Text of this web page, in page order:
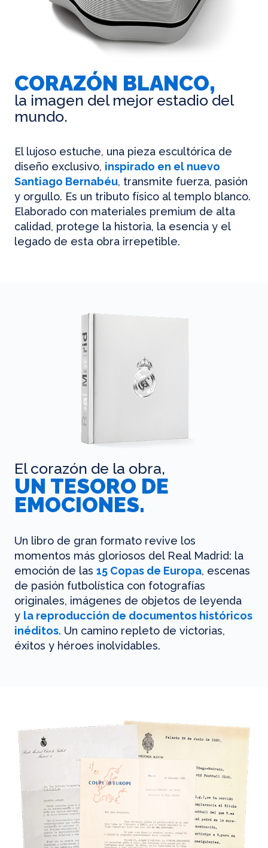
CORAZÓN BLANCO,
la imagen del mejor estadio del
mundo.
El lujoso estuche, una pieza escultórica de
diseño exclusivo, inspirado en el nuevo
Santiago Bernabéu, transmite fuerza, pasión
y orgullo. Es un tributo físico al templo blanco.
Elaborado con materiales premium de alta
calidad, protege la historia, la esencia y el
legado de esta obra irrepetible.
El corazón de la obra,
UN TESORO DE
EMOCIONES.
Un libro de gran formato revive los
momentos más gloriosos del Real Madrid: la
emoción de las 15 Copas de Europa, escenas
de pasión futbolística con fotografías
originales, imágenes de objetos de leyenda
y la reproducción de documentos históricos
inéditos. Un camino repleto de victorias,
éxitos y héroes inolvidables.